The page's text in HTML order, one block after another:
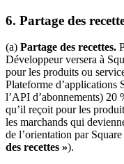
6. Partage des
(a) Partage des recettes.
Développeur versera à
pour les produits ou
Plateforme d’applications
l’API d’abonnements) 20
qu’il reçoit pour les
les marchands qui
de l’orientation par
des recettes »).